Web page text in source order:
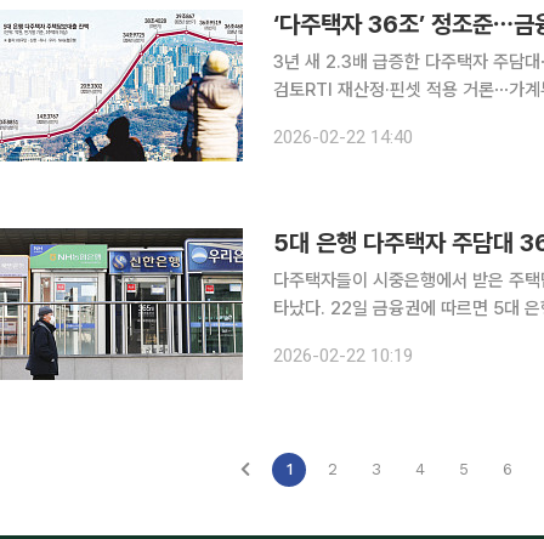
‘다주택자 36조’ 정조준⋯금
3년 새 2.3배 급증한 다주택자 주담
검토RTI 재산정·핀셋 적용 거론⋯가계부채 관리 강도 ↑ 금융당
를 넓히면서 다주택자 대출 총량을 줄
2026-02-22 14:40
5대 은행 다주택자 주담대
다주택자들이 시중은행에서 받은 주
타났다. 22일 금융권에 따르면 5대 은행(KB국민·신한·하나·우리·NH농협)의 다주택자(2주택 이상
8565억원과 비교하면 약 130% 증
2026-02-22 10:19
1 2 3 4 5 6